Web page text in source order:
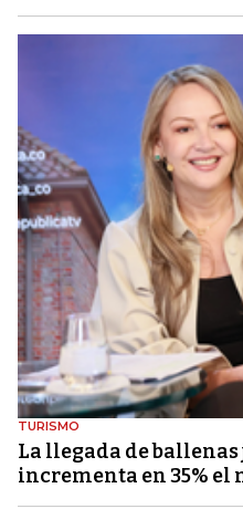
TURISMO
La llegada de
incrementa en 35% el